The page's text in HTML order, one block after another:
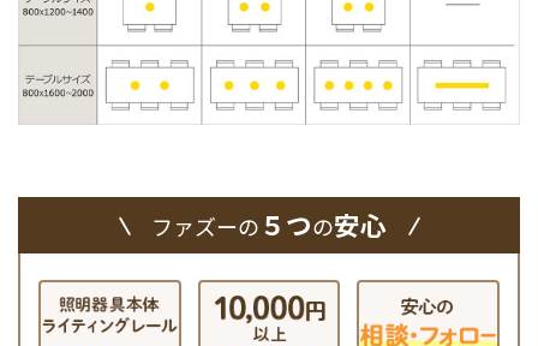
ファズーの５つの安心